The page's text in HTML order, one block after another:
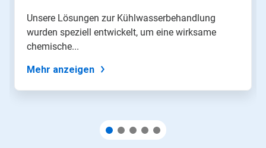
Punkten
einer
Unsere Lösungen zur Kühlwasserbehandlung
wurden speziell entwickelt, um eine wirksame
chemische...
Mehr anzeigen